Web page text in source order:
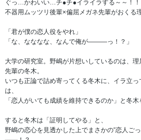
ぐっ…かわいい…チ●チ●イライラする～～！！
不器用ムッツリ後輩×偏屈メガネ先輩がおくる
「君が僕の恋人役をやれ」
「な、なななな、なんで俺が―――っ！？」
大学の研究室。野嶋が片想いしているのは、
先輩の冬木。
いつも正論で詰め寄ってくる冬木に、イラ立
は、
「恋人がいても成績を維持できるのか」と冬木
すると冬木は「証明してやる」と、
野嶋の恋心を見透かした上でまさかの“恋人ご